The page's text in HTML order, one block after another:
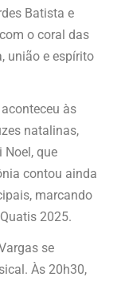
Batista e
o coral das
união e espírito
às
natalinas,
Noel, que
contou ainda
marcando
2025.
se
Às 20h30,